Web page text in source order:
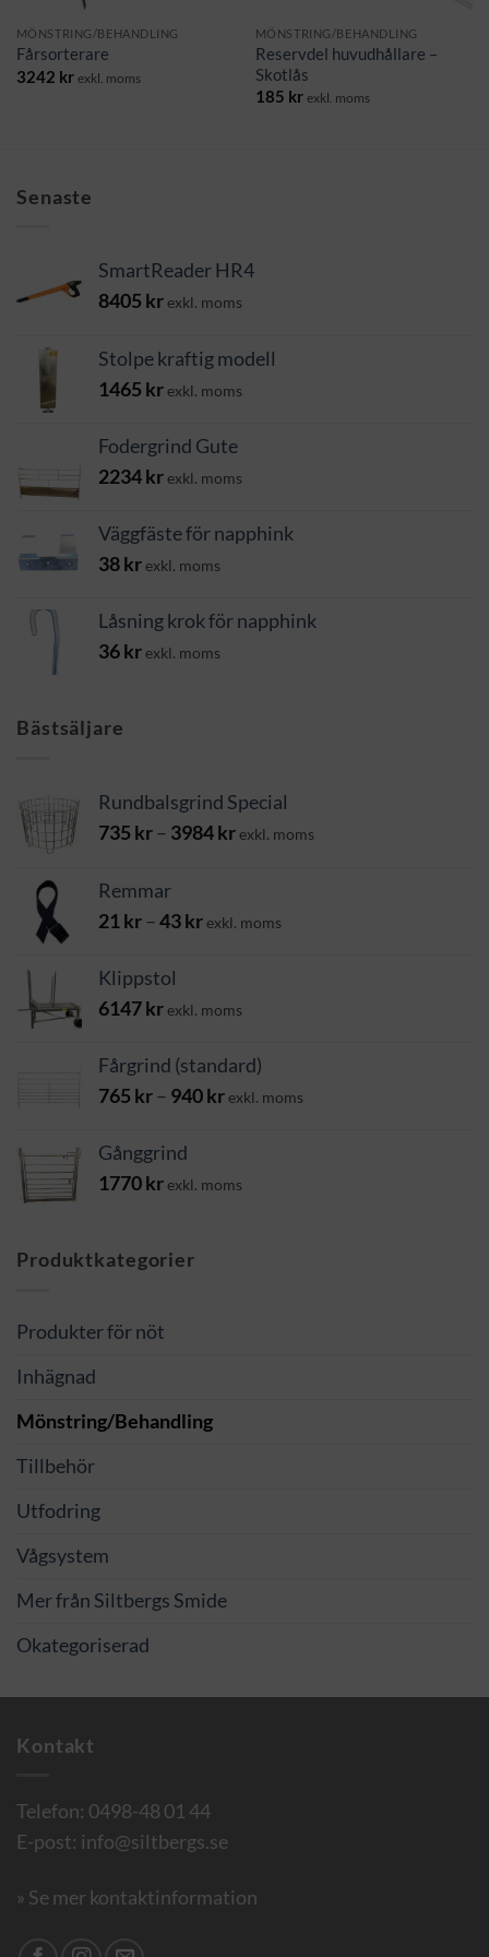
MÖNSTRING/BEHANDLING
Fårsorterare
3242 kr exkl. moms
MÖNSTRING/BEHANDLING
Reservdel huvudhållare –
Skotlås
185 kr exkl. moms
Senaste
SmartReader HR4
8405 krexkl. moms
Stolpe kraftig modell
1465 krexkl. moms
Fodergrind Gute
2234krexkl. moms
Väggfäste för napphink
38krexkl. moms
Låsning krok för napphink
36krexkl. moms
Bästsäljare
Rundbalsgrind Special
735 kr– 3984krPrisintervall:
exkl. moms
Remmar
21kr–43krPrisintervall:
exkl. moms
Klippstol
6147krexkl. moms
Fårgrind (standard)
765 kr– 940krPrisintervall:
exkl. moms
Gånggrind
1770krexkl. moms
Produktkategorier
Produkter för nöt
Inhägnad
Mönstring/Behandling
Tillbehör
Utfodring
Vågsystem
Mer från Siltbergs Smide
Okategoriserad
Kontakt
Telefon: 0498-48 01 44
E-post: info@siltbergs.se
» Se mer kontaktinformation